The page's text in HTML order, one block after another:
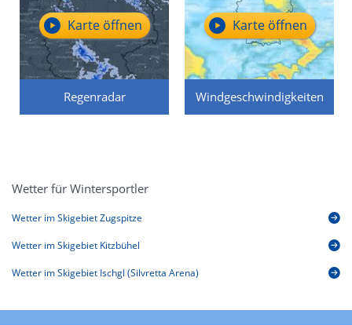
Regenradar
Karte öffnen
Windgeschwindigkeiten
Karte öffnen
Wetter für Wintersportler
Wetter im Skigebiet Zugspitze
Wetter im Skigebiet Kitzbühel
Wetter im Skigebiet Ischgl (Silvretta Arena)